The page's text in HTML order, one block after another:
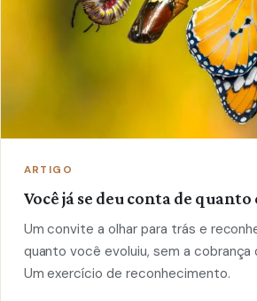
ARTIGO
Você já se deu conta de quanto
Um convite a olhar para trás e
quanto você evoluiu, sem a cobrança
Um exercício de reconhecimento.